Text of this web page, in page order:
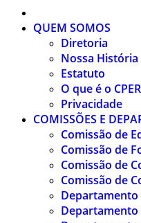
QUEM SOMOS
Diretoria
Nossa História
Estatuto
O que é o
Privacidade
COMISSÕES E
Comissão de
Comissão de
Comissão de
Comissão de
Departamento
Departamento